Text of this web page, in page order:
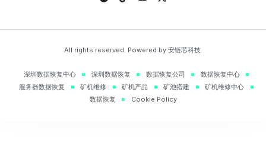
All rights reserved. Powered by 安链芯科技.
深圳数据恢复中心 深圳数据恢复 数据恢复公司
数据恢复中心
服务器数据恢复
矿机维修 矿机产品 矿池搭建
矿机维修中心
数据恢复
Cookie Policy